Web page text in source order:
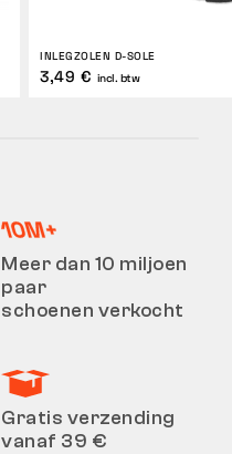
INLEGZOLEN D-SOLE
3,49 € incl. btw
Meer dan 10 miljoen
paar
schoenen verkocht
Gratis verzending
vanaf 39 €